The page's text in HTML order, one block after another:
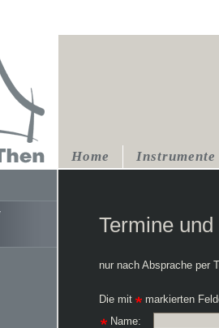
Home Instrumente
Termine
nur nach Absprache per
Die mit
markierten
Name: